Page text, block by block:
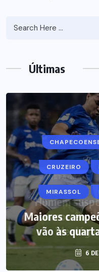
Últimas
CRUZEIRO
MIRASSOL
Maiores
vão às
6